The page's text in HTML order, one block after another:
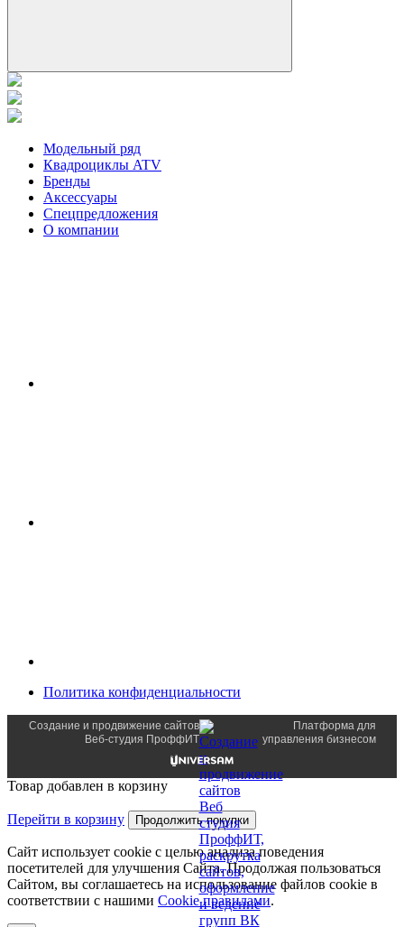
Модельный ряд
Квадроциклы ATV
Бренды
Аксессуары
Спецпредложения
О компании
Политика конфиденциальности
Создание и продвижение сайтов
Веб-студия ПроффИТ
Платформа для
управления бизнесом
Товар добавлен в корзину
Перейти в корзину Продолжить покупки
Сайт использует cookie с целью анализа поведения
посетителей для улучшения Сайта. Продолжая пользоваться
Сайтом, вы соглашаетесь на использование файлов cookie в
соответствии с нашими Cookiе правилами.